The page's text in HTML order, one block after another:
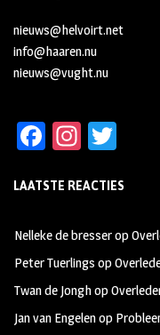
nieuws@helvoirt.net
info@haaren.nu
nieuws@vught.nu
Fa
b
oo
k
In
ag
m
tt
LAATSTE REACTIES
Nelleke de bresserop
Peter Tuerlings op
Twan de Jonghop
Jan van Engelenop